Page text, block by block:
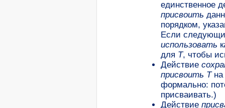
единственное
присвоить
порядком,
Если
использовать
для T, чтобы
Действие
присвоить T на
формально:
присваивать.)
Действие